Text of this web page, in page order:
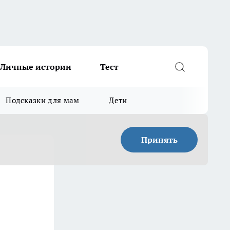
Личные истории Тест
Подсказки для мам Дети
Принять